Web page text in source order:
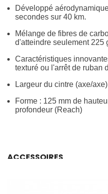
Développé
secondes sur 40 km.
Mélange de fibres de
d'atteindre seulement 225
Caractéristiques
texturé ou l'arrêt de ruban
Largeur du cintre (axe/
Forme : 125 mm de
profondeur (Reach)
ACCESSOIRES